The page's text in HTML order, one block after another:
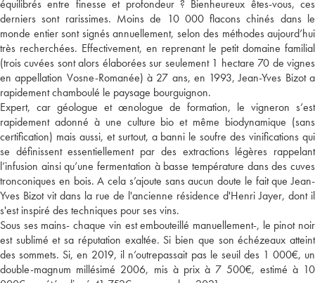
équilibrés entre finesse et profondeur ? Bienheureux êtes-vous, ces
derniers sont rarissimes. Moins de 10 000 flacons chinés dans le
monde entier sont signés annuellement, selon des méthodes aujourd’hui
très recherchées. Effectivement, en reprenant le petit domaine familial
(trois cuvées sont alors élaborées sur seulement 1 hectare 70 de vignes
en appellation Vosne-Romanée) à 27 ans, en 1993, Jean-Yves Bizot a
rapidement chamboulé le paysage bourguignon.
Expert, car géologue et œnologue de formation, le vigneron s’est
rapidement adonné à une culture bio et même biodynamique (sans
certification) mais aussi, et surtout, a banni le soufre des vinifications qui
se définissent essentiellement par des extractions légères rappelant
l’infusion ainsi qu’une fermentation à basse température dans des cuves
tronconiques en bois. A cela s’ajoute sans aucun doute le fait que Jean-
Yves Bizot vit dans la rue de l'ancienne résidence d'Henri Jayer, dont il
s'est inspiré des techniques pour ses vins.
Sous ses mains- chaque vin est embouteillé manuellement-, le pinot noir
est sublimé et sa réputation exaltée. Si bien que son échézeaux atteint
des sommets. Si, en 2019, il n’outrepassait pas le seuil des 1 000€, un
double-magnum millésimé 2006, mis à prix à 7 500€, estimé à 10